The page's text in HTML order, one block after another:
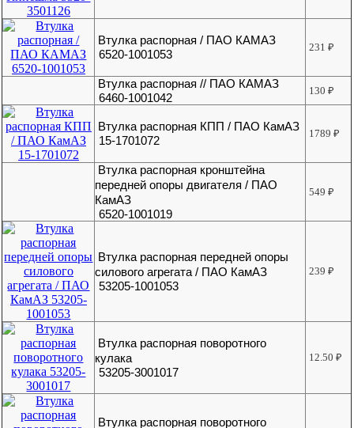
Втулка распорная / ПАО КАМАЗ
6520-1001053
231₽
Втулка распорная // ПАО КАМАЗ
6460-1001042
130₽
Втулка распорная КПП / ПАО КамАЗ
15-1701072
1789₽
Втулка распорная кронштейна
передней опоры двигателя / ПАО
КамАЗ
6520-1001019
549₽
Втулка распорная передней опоры
силового агрегата / ПАО КамАЗ
53205-1001053
239₽
Втулка распорная поворотного
кулака
53205-3001017
12.50₽
Втулка распорная поворотного